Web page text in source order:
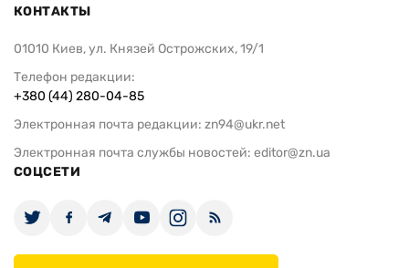
КОНТАКТЫ
01010 Киев, ул. Князей Острожских, 19/1
Телефон редакции:
+380 (44) 280-04-85
Электронная почта редакции: zn94@ukr.net
Электронная почта службы новостей: editor@zn.ua
СОЦСЕТИ